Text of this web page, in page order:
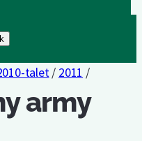
talet/ 2011 /
army